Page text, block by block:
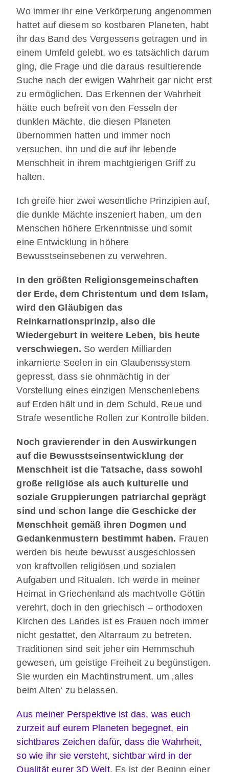
Wo immer ihr eine Verkörperung angenommen
hattet auf diesem so kostbaren Planeten, habt
ihr das Band des Vergessens getragen und in
einem Umfeld gelebt, wo es tatsächlich darum
ging, die Frage und die daraus resultierende
Suche nach der ewigen Wahrheit gar nicht erst
zu ermöglichen. Das Erkennen der Wahrheit
hätte euch befreit von den Fesseln der
dunklen Mächte, die diesen Planeten
übernommen hatten und immer noch
versuchen, ihn und die auf ihr lebende
Menschheit in ihrem machtgierigen Griff zu
halten.
Ich greife hier zwei wesentliche Prinzipien auf,
die dunkle Mächte inszeniert haben, um den
Menschen höhere Erkenntnisse und somit
eine Entwicklung in höhere
Bewusstseinsebenen zu verwehren.
In den größten Religionsgemeinschaften
der Erde, dem Christentum und dem Islam,
wird den Gläubigen das
Reinkarnationsprinzip, also die
Wiedergeburt in weitere Leben, bis heute
verschwiegen. So werden Milliarden
inkarnierte Seelen in ein Glaubenssystem
gepresst, dass sie ohnmächtig in der
Vorstellung eines einzigen Menschenlebens
auf Erden hält und in dem Schuld, Reue und
Strafe wesentliche Rollen zur Kontrolle bilden.
Noch gravierender in den Auswirkungen
auf die Bewusstseinsentwicklung der
Menschheit ist die Tatsache, dass sowohl
große religiöse als auch kulturelle und
soziale Gruppierungen patriarchal geprägt
sind und schon lange die Geschicke der
Menschheit gemäß ihren Dogmen und
Gedankenmustern bestimmt haben. Frauen
werden bis heute bewusst ausgeschlossen
von kraftvollen religiösen und sozialen
Aufgaben und Ritualen. Ich werde in meiner
Heimat in Griechenland als machtvolle Göttin
verehrt, doch in den griechisch – orthodoxen
Kirchen des Landes ist es Frauen noch immer
nicht gestattet, den Altarraum zu betreten.
Traditionen sind seit jeher ein Hemmschuh
gewesen, um geistige Freiheit zu begünstigen.
Sie wurden ein Machtinstrument, um ‚alles
beim Alten‘ zu belassen.
Aus meiner Perspektive ist das, was euch
zurzeit auf eurem Planeten begegnet, ein
sichtbares Zeichen dafür, dass die Wahrheit,
so wie ihr sie versteht, sichtbar wird in der
Qualität eurer 3D Welt. Es ist der Beginn einer